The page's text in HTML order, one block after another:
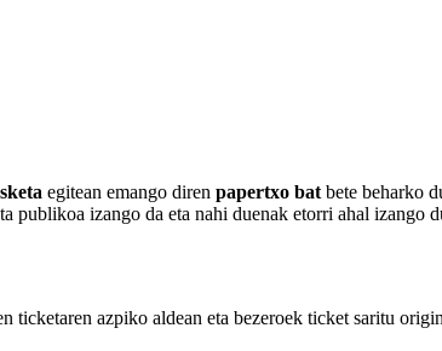
egitean emango diren papertxo bat bete beharko
publikoa izango da eta nahi duenak etorri ahal izango
azpiko aldean eta bezeroek ticket saritu